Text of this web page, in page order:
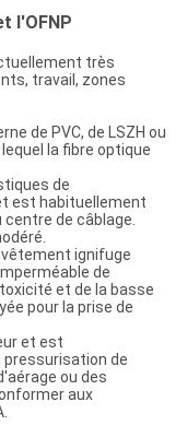
l'OFNP
très
travail, zones
de PVC, de LSZH ou
la fibre optique
de
est habituellement
de câblage.
ignifuge
de
et de la basse
pour la prise de
et est
de
ou des
aux